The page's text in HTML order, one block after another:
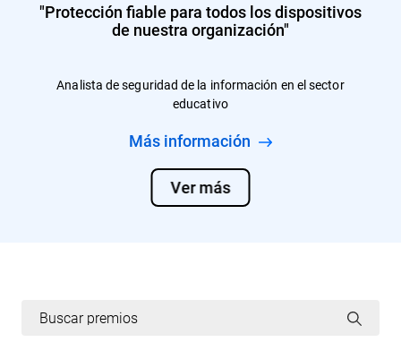
"Protección fiable para todos los dispositivos
de nuestra organización"
Analista de seguridad de la información en el sector
educativo
Más información
Ver más